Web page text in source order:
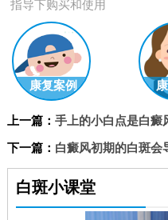
指导下购买和使用
康复案例
上一篇： 手上的小白点是白癜
下一篇： 白癜风初期的白斑会
白斑小课堂